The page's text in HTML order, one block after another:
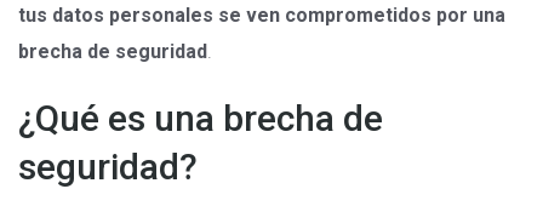
tus datos personales se ven comprometidos por una
brecha de seguridad.
¿Qué es una brecha de
seguridad?